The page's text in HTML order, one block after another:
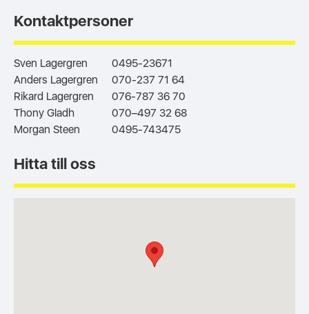
Kontaktpersoner
Sven Lagergren
0495-23671
Anders Lagergren
070-237 71 64
Rikard Lagergren
076-787 36 70
Thony Gladh
070–497 32 68
Morgan Steen
0495-743475
Hitta till oss